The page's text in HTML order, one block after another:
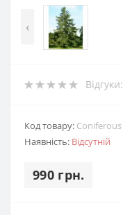
‹
Відгуки:
Код товару: Coniferous
Наявність: Відсутній
990 грн.